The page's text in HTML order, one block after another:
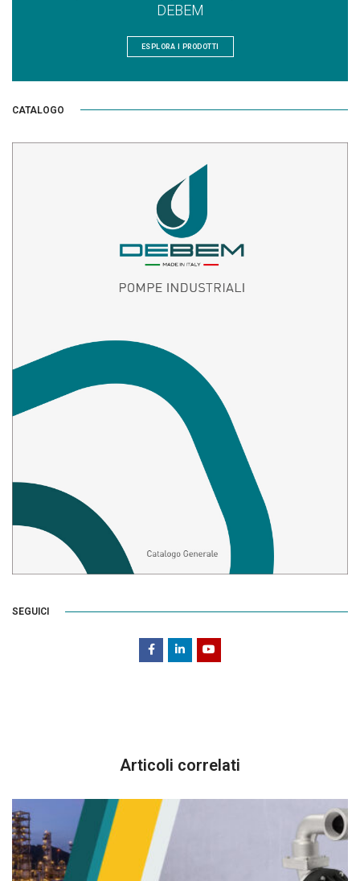
DEBEM
ESPLORA I PRODOTTI
CATALOGO
SEGUICI
Articoli correlati